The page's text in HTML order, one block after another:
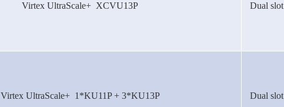
Virtex UltraScale+ XCVU13P Dual slot
Virtex UltraScale+ 1*KU11P + 3*KU13P Dual slot